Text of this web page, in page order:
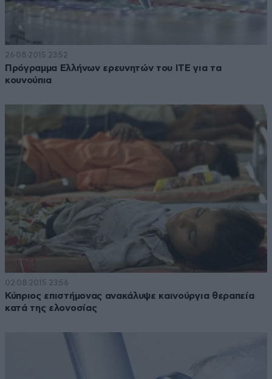
26·08·2015 23:52
Πρόγραμμα Ελλήνων ερευνητών του ΙΤΕ για τα
κουνούπια
02·08·2015 23:56
Κύπριος επιστήμονας ανακάλυψε καινούργια θεραπεία
κατά της ελονοσίας